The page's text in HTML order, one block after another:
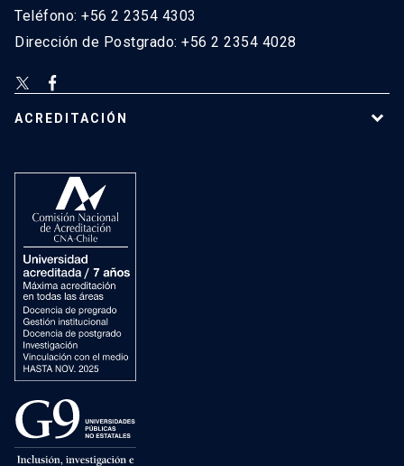
Teléfono: +56 2 2354 4303
Dirección de Postgrado: +56 2 2354 4028
ACREDITACIÓN